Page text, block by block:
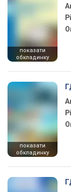
показати
обкладинку
показати
обкладинку